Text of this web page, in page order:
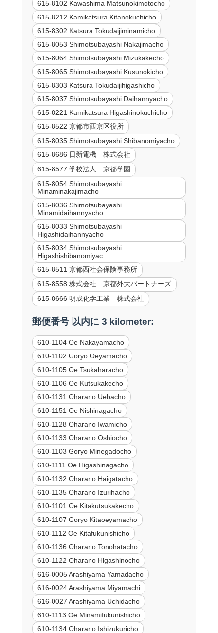
615-8102 Kawashima Matsunokimotocho
615-8212 Kamikatsura Kitanokuchicho
615-8302 Katsura Tokudaijiminamicho
615-8053 Shimotsubayashi Nakajimacho
615-8064 Shimotsubayashi Mizukakecho
615-8065 Shimotsubayashi Kusunokicho
615-8303 Katsura Tokudaijihigashicho
615-8037 Shimotsubayashi Daihannyacho
615-8221 Kamikatsura Higashinokuchicho
615-8522 京都市西京区役所
615-8035 Shimotsubayashi Shibanomiyacho
615-8686 日新電機 株式会社
615-8577 学校法人 京都学園
615-8054 Shimotsubayashi
Minaminakajimacho
615-8036 Shimotsubayashi
Minamidaihannyacho
615-8033 Shimotsubayashi
Higashidaihannyacho
615-8034 Shimotsubayashi
Higashishibanomiyac
615-8511 京都西社会保険事務所
615-8558 株式会社 京都外大パートナーズ
615-8666 明成化学工業 株式会社
郵便番号 以内に 3 kilometer:
610-1104 Oe Nakayamacho
610-1102 Goryo Oeyamacho
610-1105 Oe Tsukaharacho
610-1106 Oe Kutsukakecho
610-1131 Oharano Uebacho
610-1151 Oe Nishinagacho
610-1128 Oharano Iwamicho
610-1133 Oharano Oshiocho
610-1103 Goryo Minegadocho
610-1111 Oe Higashinagacho
610-1132 Oharano Haigatacho
610-1135 Oharano Izurihacho
610-1101 Oe Kitakutsukakecho
610-1107 Goryo Kitaoeyamacho
610-1112 Oe Kitafukunishicho
610-1136 Oharano Tonohatacho
610-1122 Oharano Higashinocho
616-0005 Arashiyama Yamadacho
616-0024 Arashiyama Miyamachi
616-0027 Arashiyama Uchidacho
610-1113 Oe Minamifukunishicho
610-1134 Oharano Ishizukuricho